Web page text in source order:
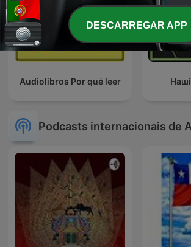
Audiolibros Por qué leer
Podcasts internacionais de
DESCARREGAR APP